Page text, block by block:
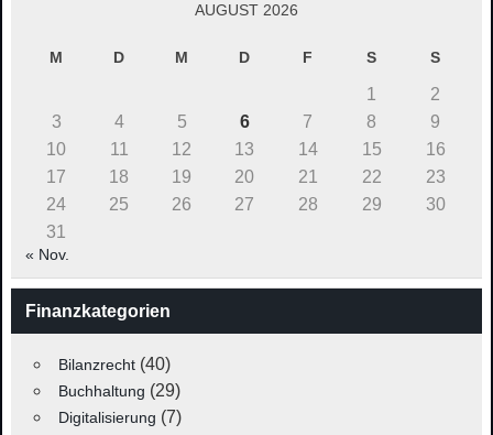
AUGUST 2026
M D M D F S S
1
2
3
4 5 6 7 8
9
10
11 12 13 14 15
16
17
18 19 20 21 22
23
24
25 26 27 28 29
30
31
« Nov.
Finanzkategorien
Bilanzrecht(40)
Buchhaltung (29)
Digitalisierung (7)